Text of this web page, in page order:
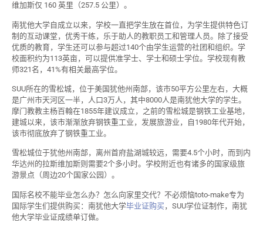
维加斯仅 160 英里（257.5 公里）。
南犹他大学自成立以来，学校一直把学生放在首位，为学生提供特色订
制的互动课堂，优秀干练，乐于助人的教职员工和管理人员。除了接受
优质的教育，学生还可以参与超过140个由学生运营的社团和组织。学
校面积约为113英亩，可以提供准学士、学士和硕士学位。学校现有教
师321名，41%有相关最高学位。
SUU所在的雪松城，位于美国犹他州南部，该市50平方公里左右，大概
是广州市天河区一半，人口3万人，其中8000人是南犹他大学的学生。
摩门教教主杨百翰在1855年建议成立，之前的雪松城是钢铁工业基地，
建城以来，该市渐渐放弃钢铁重工业，发展旅游业，自1980年代开始，
该市彻底放弃了钢铁重工业。
雪松城位于犹他州南部，离州首府盐湖城较远，需要4.5个小时，而到内
华达州的拉斯维加斯则需要2个多小时。学校附近也有诸多的国家级旅
游景点（周边20个国家公园）。
国际名校不能毕业怎么办？怎么向家里交代？不必烦恼toto-make专为
国际学生们提供购买：南犹他大学毕业证购买，SUU学位证制作，南犹
他大学毕业证成绩单订做。